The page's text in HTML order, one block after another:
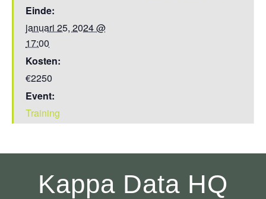
Einde:
januari 25, 2024 @
17:00
Kosten:
€2250
Event:
Training
Kappa Data HQ